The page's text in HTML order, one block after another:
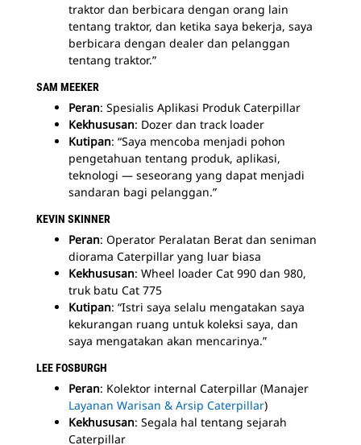
traktor dan berbicara dengan orang lain
tentang traktor, dan ketika saya bekerja, saya
berbicara dengan dealer dan pelanggan
tentang traktor.”
SAM MEEKER
Peran: Spesialis Aplikasi Produk Caterpillar
Kekhususan: Dozer dan track loader
Kutipan: “Saya mencoba menjadi pohon
pengetahuan tentang produk, aplikasi,
teknologi — seseorang yang dapat menjadi
sandaran bagi pelanggan.”
KEVIN SKINNER
Peran: Operator Peralatan Berat dan seniman
diorama Caterpillar yang luar biasa
Kekhususan: Wheel loader Cat 990 dan 980,
truk batu Cat 775
Kutipan: “Istri saya selalu mengatakan saya
kekurangan ruang untuk koleksi saya, dan
saya mengatakan akan mencarinya.”
LEE FOSBURGH
Peran: Kolektor internal Caterpillar (Manajer
Layanan Warisan & Arsip Caterpillar)
Kekhususan: Segala hal tentang sejarah
Caterpillar